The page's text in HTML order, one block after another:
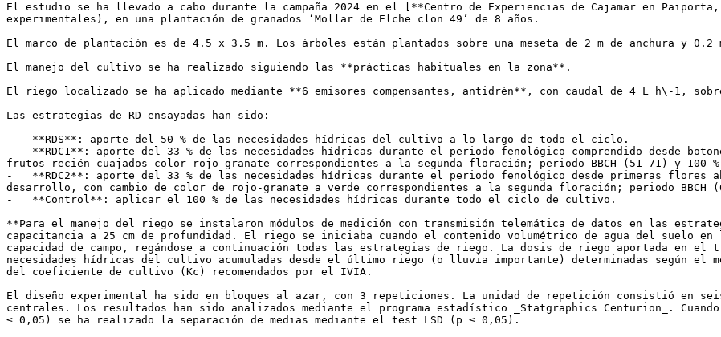
El estudio se ha llevado a cabo durante la campaña 2024 en el [**Centro de Experiencias de Cajamar en
experimentales), en una plantación de granados ‘Mollar de Elche clon 49’ de 8 años.
El marco de plantación es de 4.5 x 3.5 m. Los árboles están plantados sobre una meseta de 2 m de anchura y
El manejo del cultivo se ha realizado siguiendo las **prácticas habituales en la zona**.
El riego localizado se ha aplicado mediante **6 emisores compensantes, antidrén**, con caudal de 4 L h\-1,
Las estrategias de RD ensayadas han sido:
-   **RDS**: aporte del 50 % de las necesidades hídricas del cultivo a lo largo de todo el ciclo.
-   **RDC1**: aporte del 33 % de las necesidades hídricas durante el periodo fenológico comprendido desde
frutos recién cuajados color rojo-granate correspondientes a la segunda floración; periodo BBCH (51-71) y 100
-   **RDC2**: aporte del 33 % de las necesidades hídricas durante el periodo fenológico desde primeras
desarrollo, con cambio de color de rojo-granate a verde correspondientes a la segunda floración; periodo BBCH
-   **Control**: aplicar el 100 % de las necesidades hídricas durante todo el ciclo de cultivo.
**Para el manejo del riego se instalaron módulos de medición con transmisión telemática de datos en las
capacitancia a 25 cm de profundidad. El riego se iniciaba cuando el contenido volumétrico de agua del suelo
capacidad de campo, regándose a continuación todas las estrategias de riego. La dosis de riego aportada en el
necesidades hídricas del cultivo acumuladas desde el último riego (o lluvia importante) determinadas según el
del coeficiente de cultivo (Kc) recomendados por el IVIA.
El diseño experimental ha sido en bloques al azar, con 3 repeticiones. La unidad de repetición consistió en
centrales. Los resultados han sido analizados mediante el programa estadístico _Statgraphics Centurion_.
≤ 0,05) se ha realizado la separación de medias mediante el test LSD (p ≤ 0,05).